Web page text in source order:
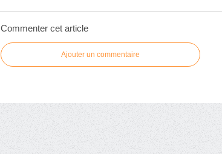
Commenter cet article
Ajouter un commentaire